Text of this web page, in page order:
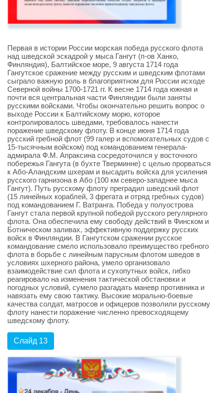
Первая в истории России морская победа русского флота
над шведской эскадрой у мыса Гангут (п-ов Ханко,
Финляндия), Балтийское море, 9 августа 1714 года
Гангутское сражение между русским и шведским флотами
сыграло важную роль в благоприятном для России исходе
Северной войны 1700-1721 гг. К весне 1714 года южная и
почти вся центральная части Финляндии были заняты
русскими войсками. Чтобы окончательно решить вопрос о
выходе России к Балтийскому морю, которое
контролировалось шведами, требовалось нанести
поражение шведскому флоту. В конце июня 1714 года
русский гребной флот (99 галер и вспомогательных судов с
15-тысячным войском) под командованием генерала-
адмирала Ф.М. Апраксина сосредоточился у восточного
побережья Гангута (в бухте Тверминне) с целью прорваться
к Або-Аландским шхерам и высадить войска для усиления
русского гарнизона в Або (100 км северо-западнее мыса
Гангут). Путь русскому флоту преградил шведский флот
(15 линейных кораблей, 3 фрегата и отряд гребных судов)
под командованием Г. Ватранга. Победа у полуострова
Гангут стала первой крупной победой русского регулярного
флота. Она обеспечила ему свободу действий в Финском и
Ботническом заливах, эффективную поддержку русских
войск в Финляндии. В Гангутском сражении русское
командование смело использовало преимущество гребного
флота в борьбе с линейным парусным флотом шведов в
условиях шхерного района, умело организовало
взаимодействие сил флота и сухопутных войск, гибко
реагировало на изменения тактической обстановки и
погодных условий, сумело разгадать маневр противника и
навязать ему свою тактику. Высокие морально-боевые
качества солдат, матросов и офицеров позволили русскому
флоту нанести поражение численно превосходящему
шведскому флоту.
Слайд 13